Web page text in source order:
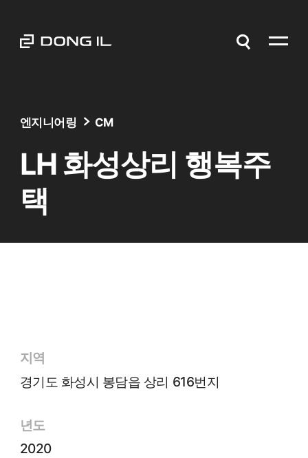
엔지니어링 CM
LH 화성상리 행복주
택
지역
경기도 화성시 봉담읍 상리 616번지
년도
2020